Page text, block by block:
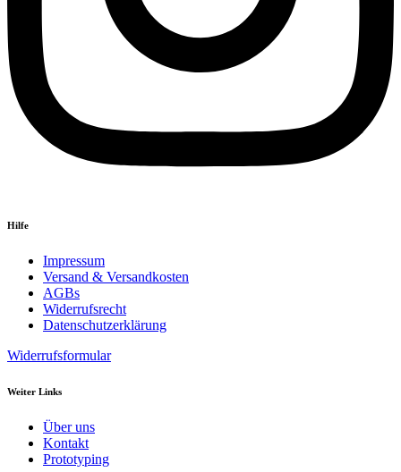
Hilfe
Impressum
Versand & Versandkosten
AGBs
Widerrufsrecht
Datenschutzerklärung
Widerrufsformular
Weiter Links
Über uns
Kontakt
Prototyping